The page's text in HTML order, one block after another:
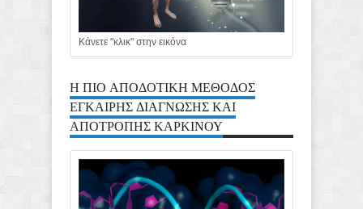
Κάνετε "κλικ" στην εικόνα
Η ΠΙΟ ΑΠΟΔΟΤΙΚΗ ΜΕΘΟΔΟΣ
ΕΓΚΑΙΡΗΣ ΔΙΑΓΝΩΣΗΣ ΚΑΙ
ΑΠΟΤΡΟΠΗΣ ΚΑΡΚΙΝΟΥ